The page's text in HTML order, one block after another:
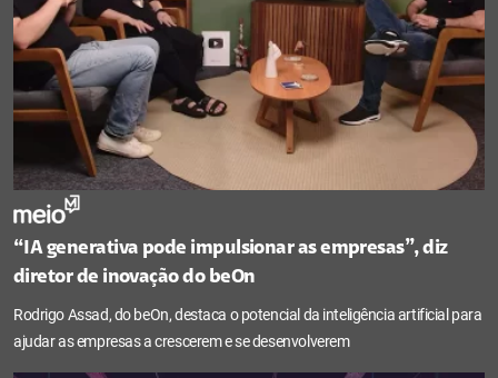
“IA generativa pode impulsionar as empresas”, diz
diretor de inovação do beOn
Rodrigo Assad, do beOn, destaca o potencial da inteligência artificial para
ajudar as empresas a crescerem e se desenvolverem